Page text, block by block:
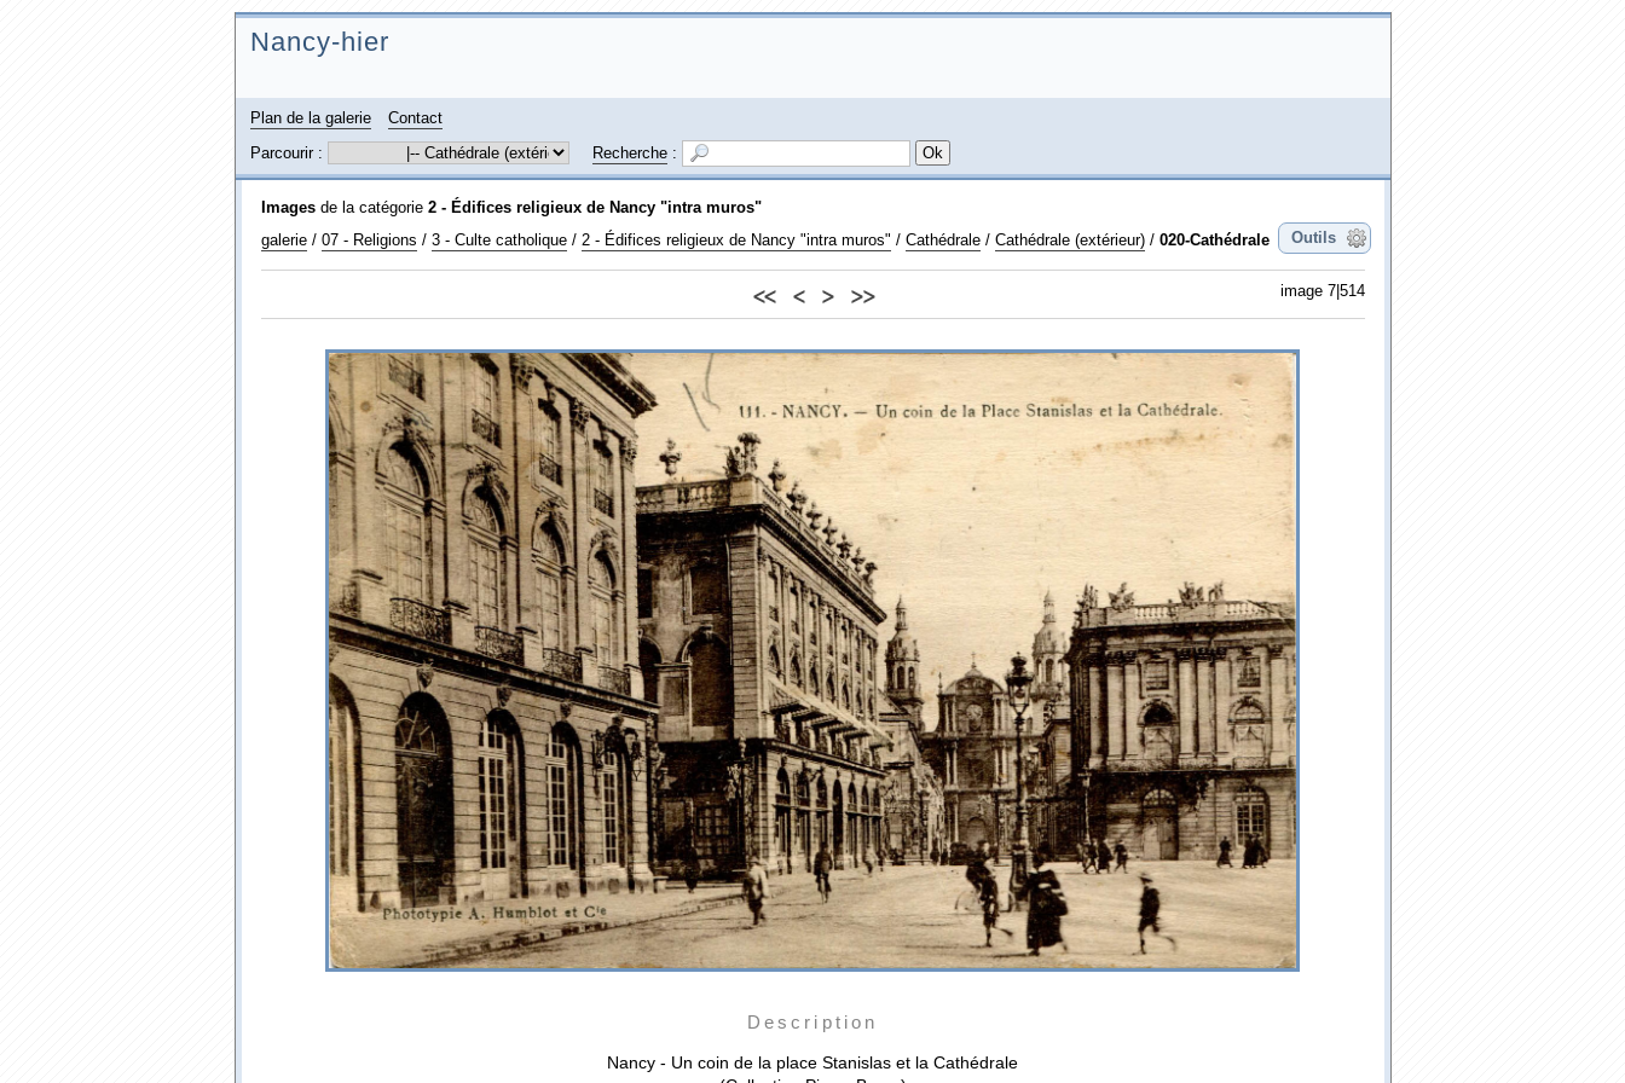
Nancy-hier
Plan de la galerie
Contact
Parcourir :
Recherche:
Imagesde la catégorie 2 - Édifices religieux de Nancy "intra muros"
Outils
galerie/ 07 - Religions / 3 - Culte catholique/ 2 - Édifices religieux de Nancy "intra muros" / Cathédrale/ Cathédrale (extérieur)/ 020-Cathédrale
image 7|514
<< < > >>
Description
Nancy - Un coin de la place Stanislas et la Cathédrale